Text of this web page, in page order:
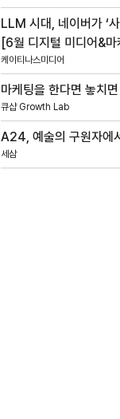
LLM 시대, 네이버가 ‘
[6월 디지털 미디어&마
케이티나스미디어
마케팅을 한다면 놓치
큐샵 Growth Lab
A24, 예술의 구원자에
세삼